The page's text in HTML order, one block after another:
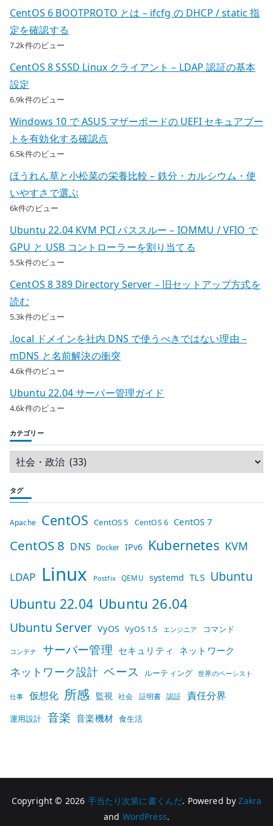
CentOS 6 BOOTPROTO とは – ifcfg の DHCP / static 指
定を確認する
7.2k件のビュー
CentOS 8 SSSD Linux クライアント – LDAP 認証の基本
設定
6.9k件のビュー
Windows 10 で ASUS マザーボードの UEFI セキュアブー
トを有効化する確認点
6.5k件のビュー
ほうれん草と小松菜の栄養比較 – 鉄分・カルシウム・使
いやすさで選ぶ
6k件のビュー
Ubuntu 22.04 KVM PCI パススルー – IOMMU / VFIO で
GPU と USB コントローラーを割り当てる
5.5k件のビュー
CentOS 8 389 Directory Server – 旧セットアップ方式を
読む
5.3k件のビュー
.local ドメインを社内 DNS で使うべきではない理由 –
mDNS と名前解決の衝突
4.6k件のビュー
Ubuntu 22.04 サーバー管理ガイド
4.6k件のビュー
カテゴリー
タグ
Apache CentOS CentOS 5 CentOS 6 CentOS 7
CentOS 8 DNS Docker IPv6 Kubernetes KVM
LDAP Linux Postfix QEMU systemd TLS Ubuntu
Ubuntu 22.04 Ubuntu 26.04
Ubuntu Server VyOS VyOS 1.5 エンジニア コマンド
コンテナ サーバー管理 セキュリティ ネットワーク
ネットワーク設計 ベース ルーティング 世界のベーシスト
仕事 仮想化 所感 監視 社会 証明書 認証 責任分界
運用設計 音楽 音楽機材 食生活
Copyright © 2026 手当たり次第に書くんだ. Powered byZakra
and WordPress.